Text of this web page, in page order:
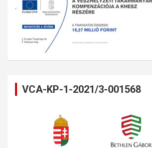
VCA-KP-1-2021/3-001568